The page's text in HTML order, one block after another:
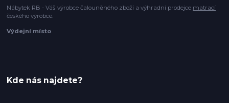
Nábytek RB - Váš výrobce čalouněného zboží a výhradní prodejce matrací
českého výrobce.
Výdejní místo
Kde nás najdete?